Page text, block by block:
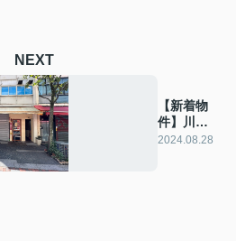
NEXT
【新着物
件】川口
幸町金川
2024.08.28